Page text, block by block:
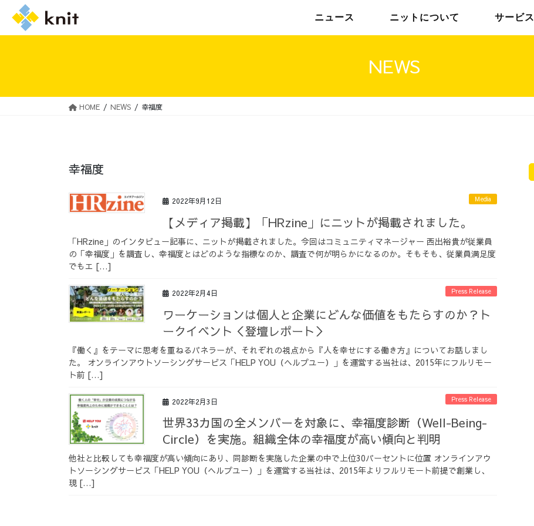
ニュース ニットについて サービス
NEWS
HOME NEWS 幸福度
幸福度
2022年9月12日 Media
【メディア掲載】「HRzine」にニットが掲載されました。
「HRzine」のインタビュー記事に、ニットが掲載されました。今回はコミュニティマネージャー 西出裕貴が従業員
の「幸福度」を調査し、幸福度とはどのような指標なのか、調査で何が明らかになるのか。そもそも、従業員満足度
でもエ […]
2022年2月4日 Press Release
ワーケーションは個人と企業にどんな価値をもたらすのか？ト
ークイベント＜登壇レポート＞
『働く』をテーマに思考を重ねるパネラーが、それぞれの視点から『人を幸せにする働き方』についてお話しまし
た。 オンラインアウトソーシングサービス「HELP YOU（ヘルプユー）」を運営する当社は、2015年にフルリモー
ト前 […]
2022年2月3日 Press Release
世界33カ国の全メンバーを対象に、幸福度診断（Well-Being-
Circle）を実施。組織全体の幸福度が高い傾向と判明
他社と比較しても幸福度が高い傾向にあり、同診断を実施した企業の中で上位30パーセントに位置 オンラインアウ
トソーシングサービス「HELP YOU（ヘルプユー）」を運営する当社は、2015年よりフルリモート前提で創業し、
現 […]